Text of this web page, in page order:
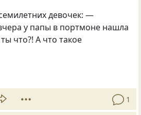
девочек: —
у папы в портмоне нашла
что?! А что такое
1